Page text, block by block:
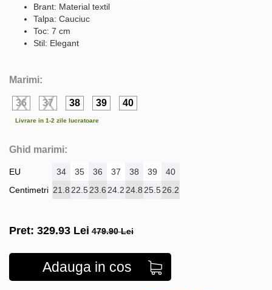
Brant: Material textil
Talpa: Cauciuc
Toc: 7 cm
Stil: Elegant
Marimi:
36 37 38 39 40
Livrare in 1-2 zile lucratoare
Ghid marimi:
EU
Centimetri
34 35 36 37 38 39
40
21.8 22.523.6 24.2 24.8 25.526.2
Pret: 329.93 Lei 479.90 Lei
Adauga in cos